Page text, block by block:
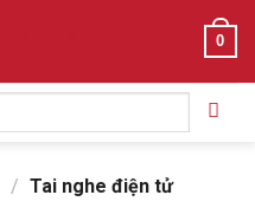
0
/ Tai nghe điện tử